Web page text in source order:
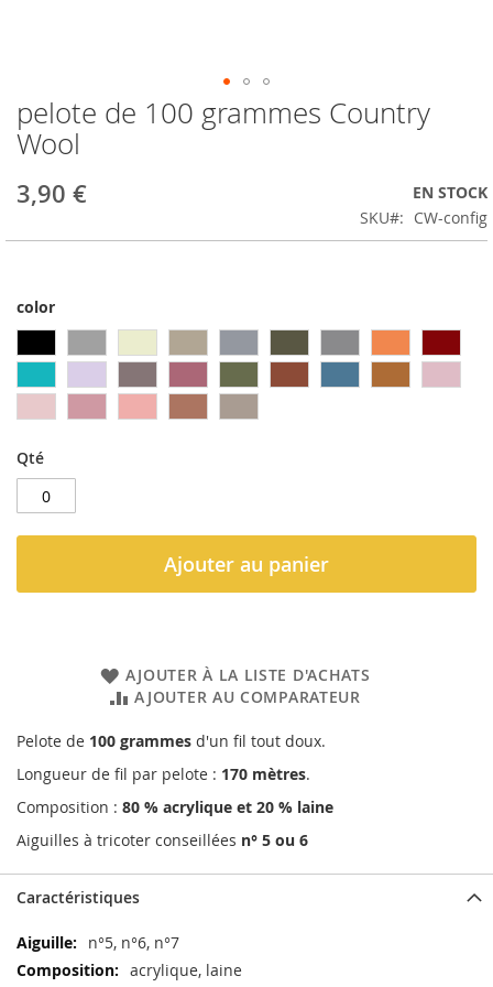
Passer
au
début
la
d’images
pelote de 100 grammes Country
Wool
3,90 €
EN STOCK
SKU
CW-config
color
Qté
Ajouter au panier
AJOUTER À LA LISTE D'ACHATS
AJOUTER AU COMPARATEUR
Pelote de 100 grammes d'un fil tout doux.
Longueur de fil par pelote : 170 mètres.
Composition : 80 % acrylique et 20 % laine
Aiguilles à tricoter conseillées n° 5 ou 6
Caractéristiques
Caractéristiquesn°5, n°6, n°7
acrylique, laine